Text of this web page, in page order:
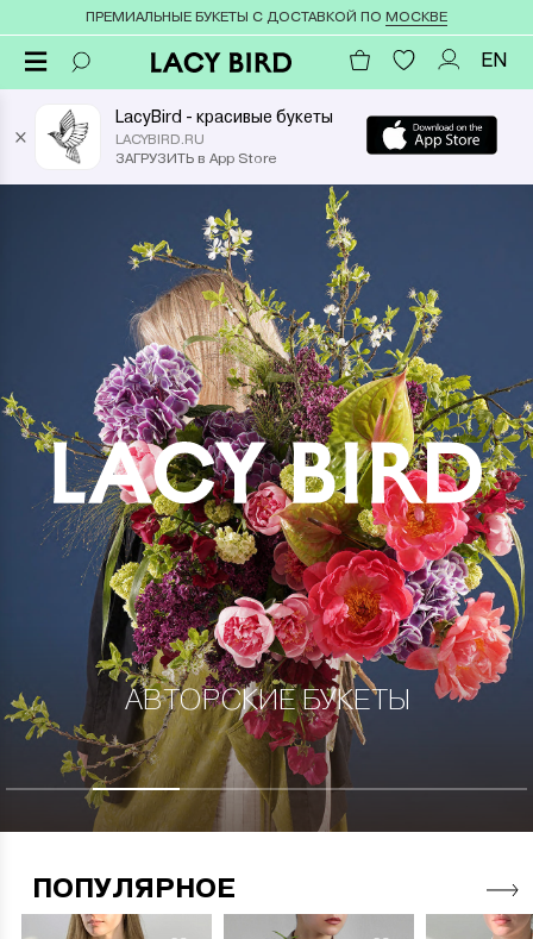
ПРЕМИАЛЬНЫЕ БУКЕТЫ С ДОСТАВКОЙ ПО МОСКВЕ
EN
×
LacyBird - красивые букеты
LACYBIRD.RU
ЗАГРУЗИТЬ в App Store
АВТОРСКИЕ БУКЕТЫ
ПОПУЛЯРНОЕ